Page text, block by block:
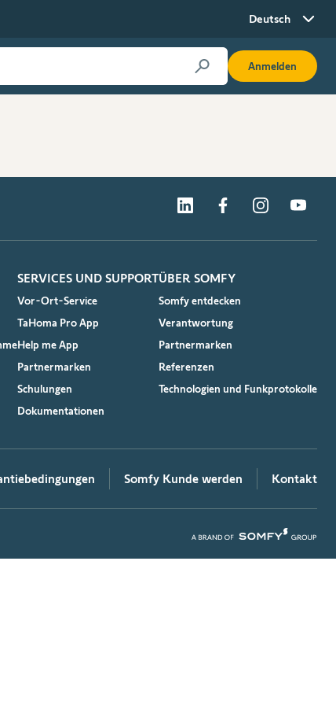
Deutsch
Anmelden
SERVICES UND SUPPORT
Vor-Ort-Service
TaHoma Pro App
Help me App
Partnermarken
Schulungen
Dokumentationen
ÜBER SOMFY
Somfy entdecken
Verantwortung
Partnermarken
Referenzen
Technologien und Funkprotokolle
Somfy Kunde werden Kontakt